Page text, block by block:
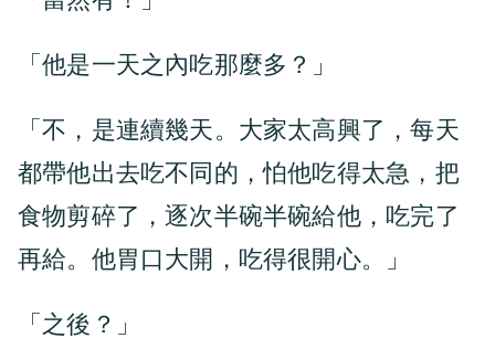
「他是一天之內吃那麼多？」
「不，是連續幾天。大家太高興了，每天
都帶他出去吃不同的，怕他吃得太急，把
食物剪碎了，逐次半碗半碗給他，吃完了
再給。他胃口大開，吃得很開心。」
「之後？」